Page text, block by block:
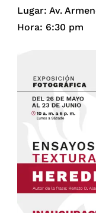
Lugar: Av.
Hora: 6:30 pm